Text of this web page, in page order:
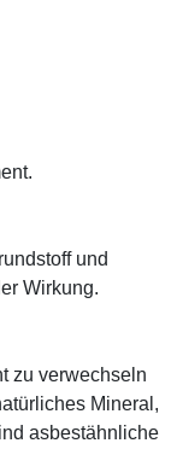
und
Wirkung.
zu verwechseln
Mineral,
asbestähnliche